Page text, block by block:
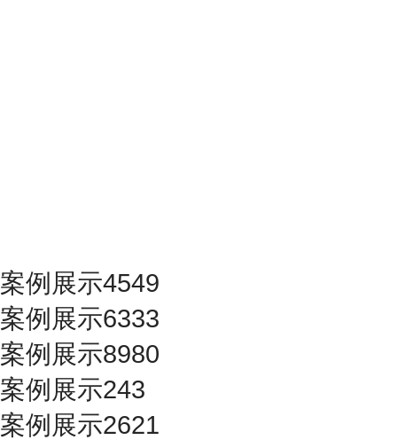
案例展示4549
案例展示6333
案例展示8980
案例展示243
案例展示2621